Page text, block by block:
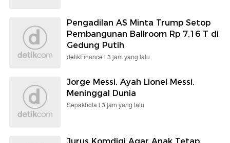
Pengadilan AS Minta Trump Setop
Pembangunan Ballroom Rp 7,16 T di
Gedung Putih
detikFinance | 3 jam yang lalu
Jorge Messi, Ayah Lionel Messi,
Meninggal Dunia
Sepakbola | 3 jam yang lalu